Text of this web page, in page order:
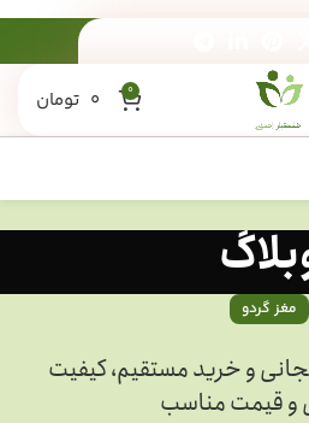
0
0 تومان
مغز گردو
و خرید مستقیم، کیفیت
و قیمت مناسب